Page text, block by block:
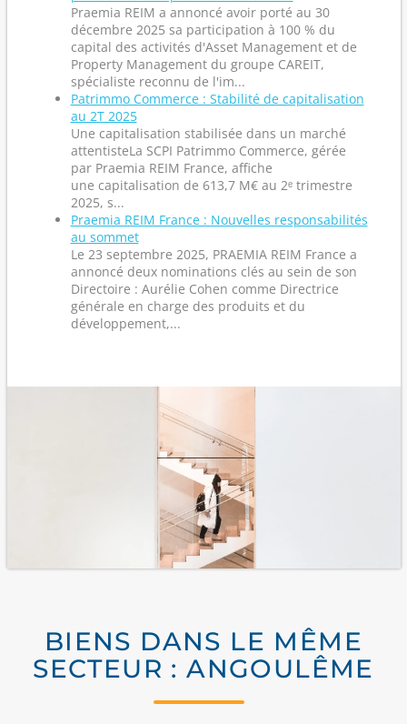
Praemia REIM a annoncé avoir porté au 30
décembre 2025 sa participation à 100 % du
capital des activités d'Asset Management et de
Property Management du groupe CAREIT,
spécialiste reconnu de l'im...
Patrimmo Commerce : Stabilité de capitalisation
au 2T 2025
Une capitalisation stabilisée dans un marché
attentisteLa SCPI Patrimmo Commerce, gérée
par Praemia REIM France, affiche
une capitalisation de 613,7 M€ au 2ᵉ trimestre
2025, s...
Praemia REIM France : Nouvelles responsabilités
au sommet
Le 23 septembre 2025, PRAEMIA REIM France a
annoncé deux nominations clés au sein de son
Directoire : Aurélie Cohen comme Directrice
générale en charge des produits et du
développement,...
BIENS DANS LE MÊME
SECTEUR : ANGOULÊME